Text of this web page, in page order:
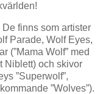
finns som artister
Parade, Wolf Eyes,
(”Mama Wolf” med
Niblett) och skivor
”Superwolf”,
kommande ”Wolves”).